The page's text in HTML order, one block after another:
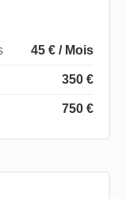
45 € / Mois
350 €
750 €